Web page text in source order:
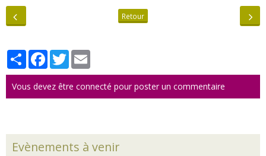
Retour
PartagerFacebook
Twitter
Vous devez être connecté pour poster un commentaire
Evènements à venir